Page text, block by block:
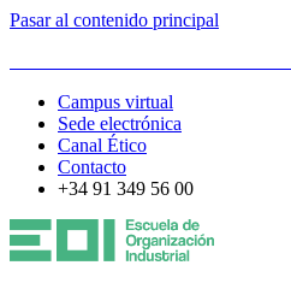
Pasar al contenido principal
Campus virtual
Sede electrónica
Canal Ético
Contacto
+34 91 349 56 00